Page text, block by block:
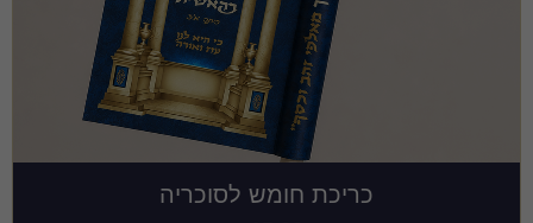
כריכת חומש לסוכריה